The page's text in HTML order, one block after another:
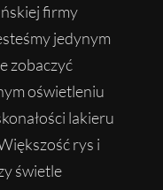
firmy
jedynym
zobaczyć
oświetleniu
lakieru
rys i
świetle